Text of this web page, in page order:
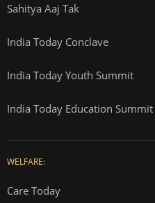
Sahitya Aaj Tak
India Today Conclave
India Today Youth Summit
India Today Education Summit
WELFARE:
Care Today